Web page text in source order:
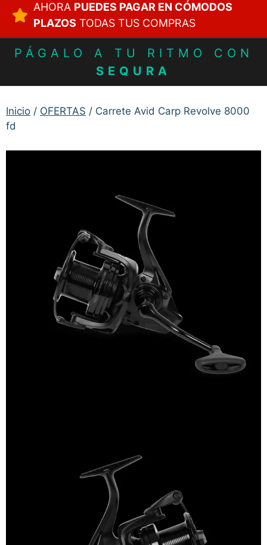
AHORA PUEDES PAGAR EN CÓMODOS
PLAZOS TODAS TUS COMPRAS
PÁGALO A TU RITMO CON
SEQURA
Inicio / OFERTAS / Carrete Avid Carp Revolve 8000
fd